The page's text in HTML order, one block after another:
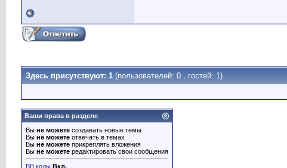
Здесь присутствуют: 1 (пользователей: 0 , гостей: 1)
Ваши права в разделе
Вы не можете создавать новые темы
Вы не можете отвечать в темах
Вы не можете прикреплять вложения
Вы не можете редактировать свои сообщения
BB коды Вкл.